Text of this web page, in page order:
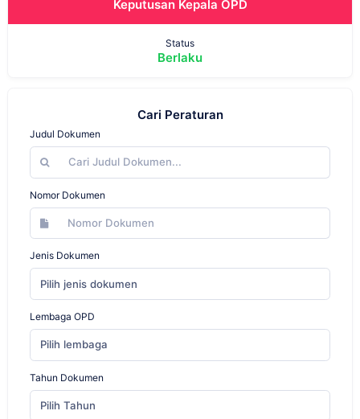
Keputusan Kepala OPD
Status
Berlaku
Cari Peraturan
Judul Dokumen
Nomor Dokumen
Jenis Dokumen
Pilih jenis dokumen
Lembaga OPD
Pilih lembaga
Tahun Dokumen
Pilih Tahun